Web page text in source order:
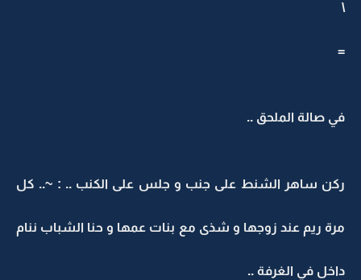
\
=
في صالة الملحق ..
ركن ساهر الشنط على جنب و جلس على الكنب .. : ~.. كل
مرة ريم عند زوجها و شذى مع بنات عمها و حنا الشباب ننام
داخل في الغرفة ..